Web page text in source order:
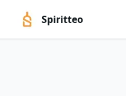
Spiritteo